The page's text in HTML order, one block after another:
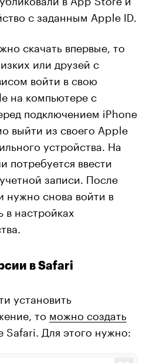
с заданным Apple ID.
скачать впервые, то
или друзей с
войти в свою
на компьютере с
подключением iPhone
выйти из своего Apple
устройства. На
потребуется ввести
записи. После
нужно снова войти в
в настройках
в Safari
установить
то можно создать
Safari. Для этого нужно: